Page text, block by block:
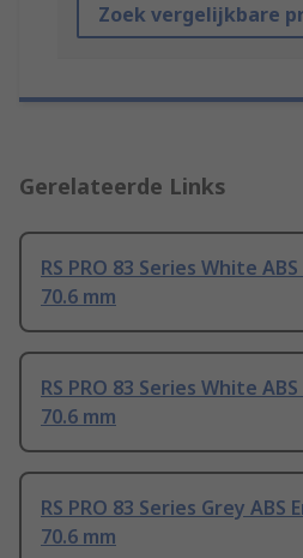
Zoek vergelijkbare
Gerelateerde Links
RS PRO 83 Series White
70.6 mm
RS PRO 83 Series White
70.6 mm
RS PRO 83 Series Grey ABS
70.6 mm